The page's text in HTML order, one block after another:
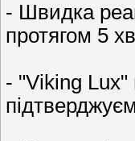
- Швидка
протягом 5
- "Viking Lux"